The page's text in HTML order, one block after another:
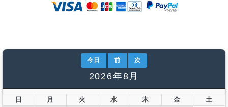
今日 前 次
2026年8月
日 月 火 水 木 金 土